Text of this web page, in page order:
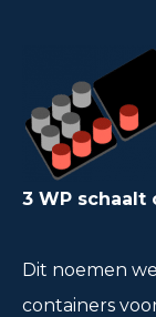
3 WP schaalt
Dit noemen we
containers